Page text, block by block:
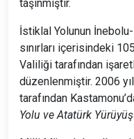
taşınmıştır.
İstiklal Yolunun
sınırları içerisindeki
Valiliği tarafından
düzenlenmiştir. 2006
tarafından
Yolu ve Atatürk